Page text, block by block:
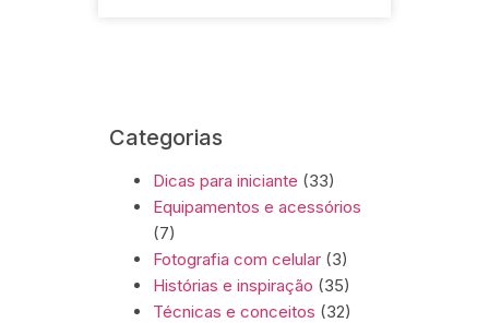
Categorias
Dicas para iniciante (33)
Equipamentos e acessórios
(7)
Fotografia com celular (3)
Histórias e inspiração (35)
Técnicas e conceitos (32)